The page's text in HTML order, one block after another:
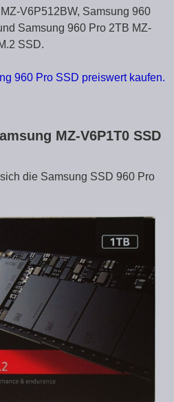
V6P512BW, Samsung 960
Samsung 960 Pro 2TB MZ-
SSD.
960 Pro SSD preiswert kaufen.
MZ-V6P1T0 SSD
die Samsung SSD 960 Pro